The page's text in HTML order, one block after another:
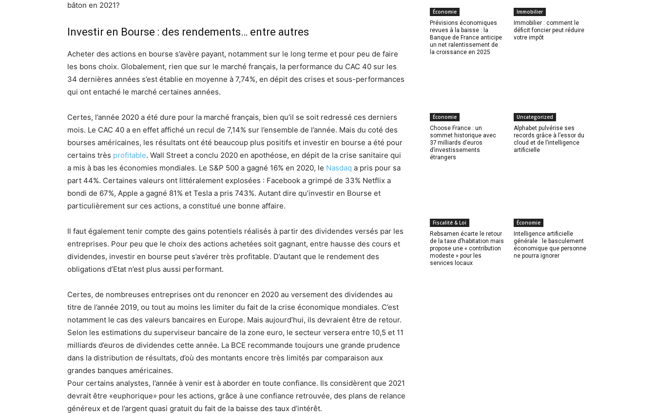
bâton en 2021?
Investir en Bourse : des rendements… entre autres
Acheter des actions en bourse s’avère payant, notamment sur le long terme et pour peu de faire
les bons choix. Globalement, rien que sur le marché français, la performance du CAC 40 sur les
34 dernières années s’est établie en moyenne à 7,74%, en dépit des crises et sous-performances
qui ont entaché le marché certaines années.
Certes, l’année 2020 a été dure pour la marché français, bien qu’il se soit redressé ces derniers
mois. Le CAC 40 a en effet affiché un recul de 7,14% sur l’ensemble de l’année. Mais du coté des
bourses américaines, les résultats ont été beaucoup plus positifs et investir en bourse a été pour
certains très profitable. Wall Street a conclu 2020 en apothéose, en dépit de la crise sanitaire qui
a mis à bas les économies mondiales. Le S&P 500 a gagné 16% en 2020, le Nasdaq a pris pour sa
part 44%. Certaines valeurs ont littéralement explosées : Facebook a grimpé de 33% Netflix a
bondi de 67%, Apple a gagné 81% et Tesla a pris 743%. Autant dire qu’investir en Bourse et
particulièrement sur ces actions, a constitué une bonne affaire.
Il faut également tenir compte des gains potentiels réalisés à partir des dividendes versés par les
entreprises. Pour peu que le choix des actions achetées soit gagnant, entre hausse des cours et
dividendes, investir en bourse peut s’avérer très profitable. D’autant que le rendement des
obligations d’Etat n’est plus aussi performant.
Certes, de nombreuses entreprises ont du renoncer en 2020 au versement des dividendes au
titre de l’année 2019, ou tout au moins les limiter du fait de la crise économique mondiales. C’est
notamment le cas des valeurs bancaires en Europe. Mais aujourd’hui, ils devraient être de retour.
Selon les estimations du superviseur bancaire de la zone euro, le secteur versera entre 10,5 et 11
milliards d’euros de dividendes cette année. La BCE recommande toujours une grande prudence
dans la distribution de résultats, d’où des montants encore très limités par comparaison aux
grandes banques américaines.
Pour certains analystes, l’année à venir est à aborder en toute confiance. Ils considèrent que 2021
devrait être «euphorique» pour les actions, grâce à une confiance retrouvée, des plans de relance
généreux et de l’argent quasi gratuit du fait de la baisse des taux d’intérêt.
Économie
Prévisions économiques
revues à la baisse : la
Banque de France anticipe
un net ralentissement de
la croissance en 2025
Immobilier
Immobilier : comment le
déficit foncier peut réduire
votre impôt
Économie
Choose France : un
sommet historique avec
37 milliards d’euros
d’investissements
étrangers
Uncategorized
Alphabet pulvérise ses
records grâce à l’essor du
cloud et de l’intelligence
artificielle
Fiscalité & Loi
Rebsamen écarte le retour
de la taxe d’habitation mais
propose une « contribution
modeste » pour les
services locaux
Économie
Intelligence artificielle
générale : le basculement
économique que personne
ne pourra ignorer